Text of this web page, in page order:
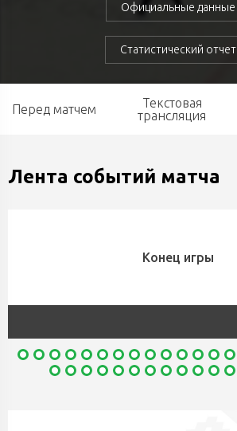
Официальные данные
Статистический отчет
Перед матчем
Текстовая
трансляция
Лента событий матча
Конец игры